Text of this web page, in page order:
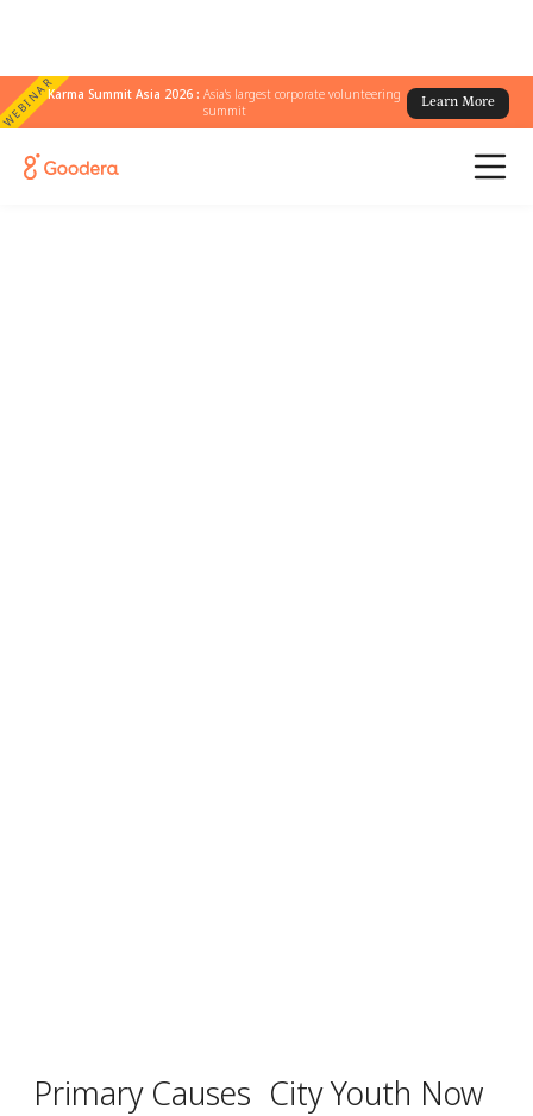
WEBINARKarma Summit Asia 2026 :Asia's largest corporate volunteering
summit
Learn More
Primary Causes City Youth Now